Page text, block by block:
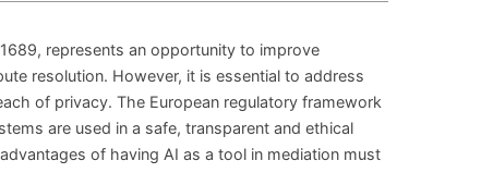
represents an opportunity to improve
resolution. However, it is essential to address
of privacy. The European regulatory framework
are used in a safe, transparent and ethical
of having AI as a tool in mediation must